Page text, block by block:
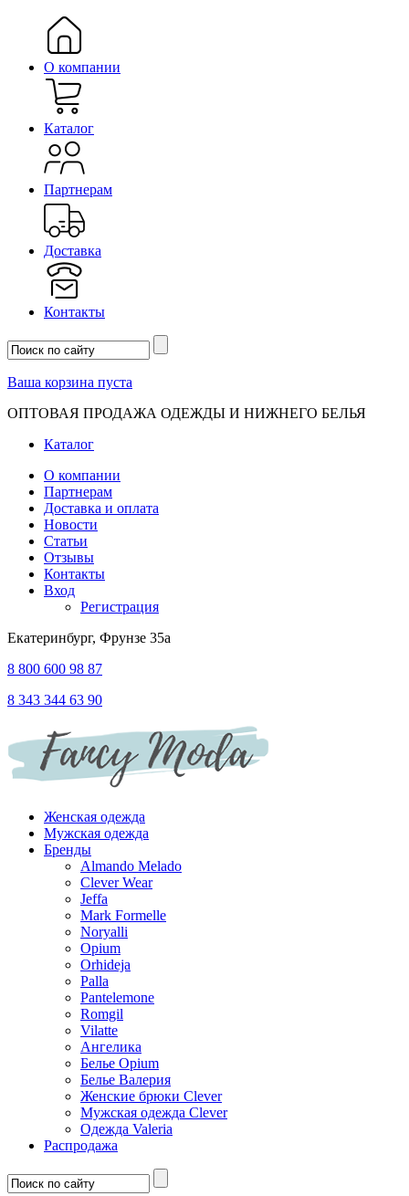
О компании
Каталог
Партнерам
Доставка
Контакты
Ваша корзина пуста
ОПТОВАЯ ПРОДАЖА ОДЕЖДЫ И НИЖНЕГО БЕЛЬЯ
Каталог
О компании
Партнерам
Доставка и оплата
Новости
Статьи
Отзывы
Контакты
Вход
Регистрация
Екатеринбург, Фрунзе 35а
8 800 600 98 87
8 343 344 63 90
Женская одежда
Мужская одежда
Бренды
Almando Melado
Clever Wear
Jeffa
Mark Formelle
Noryalli
Opium
Orhideja
Palla
Pantelemone
Romgil
Vilatte
Ангелика
Белье Opium
Белье Валерия
Женские брюки Clever
Мужская одежда Clever
Одежда Valeria
Распродажа